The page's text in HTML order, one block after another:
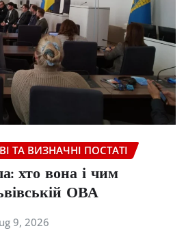
ТА ВИЗНАЧНІ ПОСТАТІ
хто вона і чим
ОВА
9, 2026